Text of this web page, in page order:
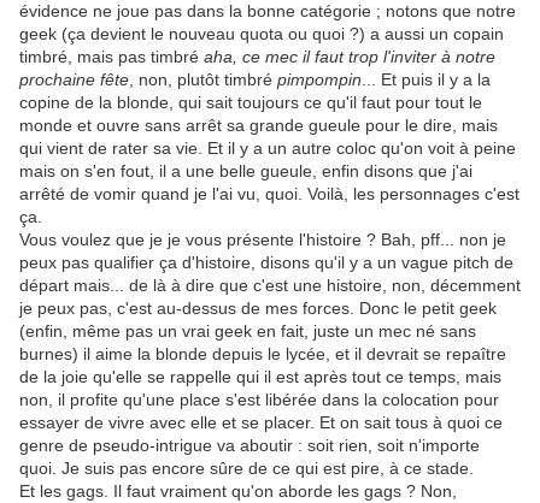
évidence ne joue pas dans la bonne catégorie ; notons que notre
geek (ça devient le nouveau quota ou quoi ?) a aussi un copain
timbré, mais pas timbré aha, ce mec il faut trop l'inviter à notre
prochaine fête , non, plutôt timbré pimpompin ... Et puis il y a la
copine de la blonde, qui sait toujours ce qu'il faut pour tout le
monde et ouvre sans arrêt sa grande gueule pour le dire, mais
qui vient de rater sa vie. Et il y a un autre coloc qu'on voit à peine
mais on s'en fout, il a une belle gueule, enfin disons que j'ai
arrêté de vomir quand je l'ai vu, quoi. Voilà, les personnages c'est
ça.
Vous voulez que je je vous présente l'histoire ? Bah, pff... non je
peux pas qualifier ça d'histoire, disons qu'il y a un vague pitch de
départ mais... de là à dire que c'est une histoire, non, décemment
je peux pas, c'est au-dessus de mes forces. Donc le petit geek
(enfin, même pas un vrai geek en fait, juste un mec né sans
burnes) il aime la blonde depuis le lycée, et il devrait se repaître
de la joie qu'elle se rappelle qui il est après tout ce temps, mais
non, il profite qu'une place s'est libérée dans la colocation pour
essayer de vivre avec elle et se placer. Et on sait tous à quoi ce
genre de pseudo-intrigue va aboutir : soit rien, soit n'importe
quoi. Je suis pas encore sûre de ce qui est pire, à ce stade.
Et les gags. Il faut vraiment qu'on aborde les gags ? Non,